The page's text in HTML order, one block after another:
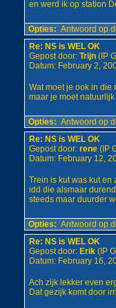
en werd ik op station
Opties: Antwoord op
Re: NS is WEL OK
Gepost door: Trijn(IP
Datum: February 2,
Wat moet je ook in die
maar je moet
Opties: Antwoord op
Re: NS is WEL OK
Gepost door: rene(IP
Datum: February 12,
Trein is kut was kut
idd die alsmaar
steeds maar duurder
Opties: Antwoord op
Re: NS is WEL OK
Gepost door: Erik(IP
Datum: February 16,
Ach zijk lekker even
Dat gezijk komt door